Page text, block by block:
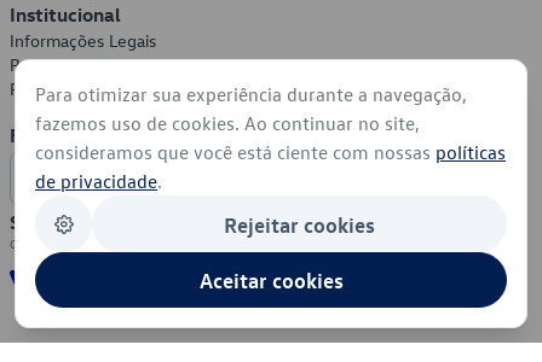
Institucional
Informações Legais
Política de Privacidade
Política de Cookies
Formas de Pagamento
Segurança
Para otimizar sua experiência durante a navegação,
fazemos uso de cookies. Ao continuar no site,
consideramos que você está ciente com nossas políticas
de privacidade.
Rejeitar cookies
Aceitar cookies